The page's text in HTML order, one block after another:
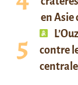
en Asie
contre
centrale